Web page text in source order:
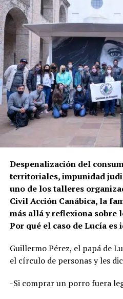
Despenalización del
territoriales, impunidad
uno de los talleres
Civil Acción Canábica, la
más allá y reflexiona sobre
Por qué el caso de Lucía es
Guillermo Pérez, el papá de
el círculo de personas y les
-Si comprar un porro fuera